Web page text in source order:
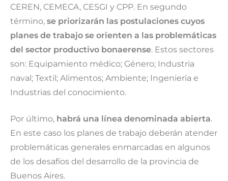
CEREN, CEMECA, CESGI y CPP. En segundo
término, se priorizarán las postulaciones cuyos
planes de trabajo se orienten a las problemáticas
del sector productivo bonaerense. Estos sectores
son: Equipamiento médico; Género; Industria
naval; Textil; Alimentos; Ambiente; Ingeniería e
Industrias del conocimiento.
Por último, habrá una línea denominada abierta.
En este caso los planes de trabajo deberán atender
problemáticas generales enmarcadas en algunos
de los desafíos del desarrollo de la provincia de
Buenos Aires.